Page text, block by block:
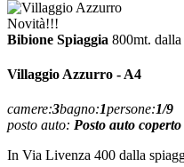
Novità!!!
Bibione Spiaggia 800mt. dalla
Villaggio Azzurro - A4
camere:3bagno:1persone:1/9
posto auto: Posto auto coperto
In Via Livenza 400 dalla